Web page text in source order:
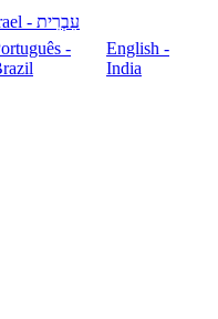
עִבְרִית - Israel
-
English -
India